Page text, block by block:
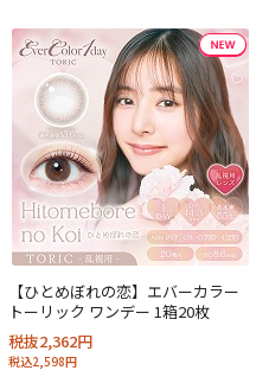
【ひとめぼれの恋】エバーカラー
トーリック ワンデー 1箱20枚
税抜2,362円
税込2,598円